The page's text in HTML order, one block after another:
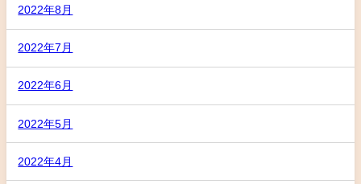
2022年8月
2022年7月
2022年6月
2022年5月
2022年4月